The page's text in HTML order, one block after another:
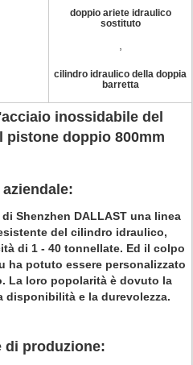
doppio ariete idraulico
sostituto
cilindro idraulico della doppia
barretta
inossidabile del
doppio 800mm
Shenzhen DALLAST una linea
del cilindro idraulico,
di 1 - 40 tonnellate. Ed il colpo
ha potuto essere personalizzato
La loro popolarità è dovuto la
disponibilità e la durevolezza.
di produzione: